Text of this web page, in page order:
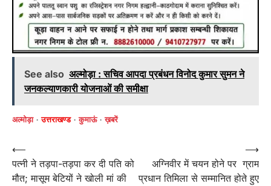
See also अल्मोड़ा : सचिव आपदा प्रबंधन विनोद कुमार सुमन ने
जनकल्याणकारी योजनाओं की समीक्षा
अल्मोड़ा उत्तराखण्ड कुमाऊं ख़बरें
Post
navigation
⟵
पत्नी ने तड़पा-तड़पा कर दी पति को
मौत; मासूम बेटियों ने खोली मां की
अग्निवीर में चयन होने पर ग्राम
प्रधान तिमिला से सम्मानित होते हुए
⟶